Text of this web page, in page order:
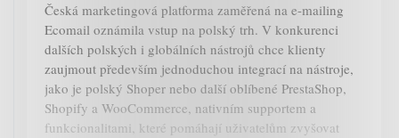
Česká marketingová platforma zaměřená na e-mailing
Ecomail oznámila vstup na polský trh. V konkurenci
dalších polských i globálních nástrojů chce klienty
zaujmout především jednoduchou integrací na nástroje,
jako je polský Shoper nebo další oblíbené PrestaShop,
Shopify a WooCommerce, nativním supportem a
funkcionalitami, které pomáhají uživatelům zvyšovat